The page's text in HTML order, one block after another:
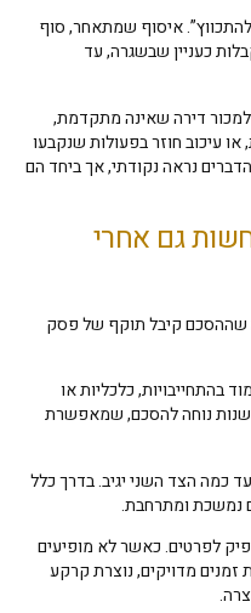
איסוף שמתאחר, סוף
כעניין שבשגרה, עד
דירה שאינה מתקדמת,
עיכוב חוזר בפעולות שנקבעו
נראה נקודתי, אך ביחד הם
גם אחרי
שההסכם קיבל תוקף של פסק
כלכליות או
נוחה להסכם, שמאפשרת
כמה הצד השני יגיב. בדרך כלל
נמשכת ומתרחבת.
לפרטים. כאשר לא מופיעים
זמנים מדויקים, נוצרת קרקע